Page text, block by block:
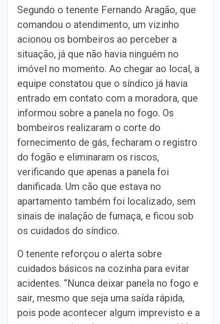
Segundo o tenente Fernando Aragão, que
comandou o atendimento, um vizinho
acionou os bombeiros ao perceber a
situação, já que não havia ninguém no
imóvel no momento. Ao chegar ao local, a
equipe constatou que o síndico já havia
entrado em contato com a moradora, que
informou sobre a panela no fogo. Os
bombeiros realizaram o corte do
fornecimento de gás, fecharam o registro
do fogão e eliminaram os riscos,
verificando que apenas a panela foi
danificada. Um cão que estava no
apartamento também foi localizado, sem
sinais de inalação de fumaça, e ficou sob
os cuidados do síndico.
O tenente reforçou o alerta sobre
cuidados básicos na cozinha para evitar
acidentes. “Nunca deixar panela no fogo e
sair, mesmo que seja uma saída rápida,
pois pode acontecer algum imprevisto e a